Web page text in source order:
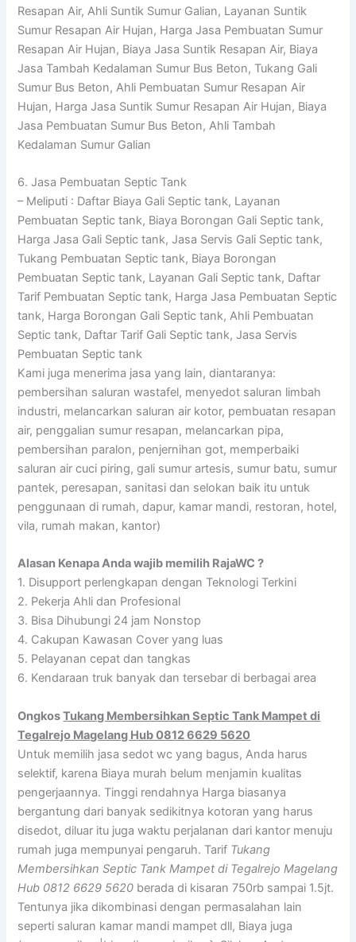
Resapan Air, Ahli Suntik Sumur Galian, Layanan Suntik
Sumur Resapan Air Hujan, Harga Jasa Pembuatan Sumur
Resapan Air Hujan, Biaya Jasa Suntik Resapan Air, Biaya
Jasa Tambah Kedalaman Sumur Bus Beton, Tukang Gali
Sumur Bus Beton, Ahli Pembuatan Sumur Resapan Air
Hujan, Harga Jasa Suntik Sumur Resapan Air Hujan, Biaya
Jasa Pembuatan Sumur Bus Beton, Ahli Tambah
Kedalaman Sumur Galian
6. Jasa Pembuatan Septic Tank
– Meliputi : Daftar Biaya Gali Septic tank, Layanan
Pembuatan Septic tank, Biaya Borongan Gali Septic tank,
Harga Jasa Gali Septic tank, Jasa Servis Gali Septic tank,
Tukang Pembuatan Septic tank, Biaya Borongan
Pembuatan Septic tank, Layanan Gali Septic tank, Daftar
Tarif Pembuatan Septic tank, Harga Jasa Pembuatan Septic
tank, Harga Borongan Gali Septic tank, Ahli Pembuatan
Septic tank, Daftar Tarif Gali Septic tank, Jasa Servis
Pembuatan Septic tank
Kami juga menerima jasa yang lain, diantaranya:
pembersihan saluran wastafel, menyedot saluran limbah
industri, melancarkan saluran air kotor, pembuatan resapan
air, penggalian sumur resapan, melancarkan pipa,
pembersihan paralon, penjernihan got, memperbaiki
saluran air cuci piring, gali sumur artesis, sumur batu, sumur
pantek, peresapan, sanitasi dan selokan baik itu untuk
penggunaan di rumah, dapur, kamar mandi, restoran, hotel,
vila, rumah makan, kantor)
Alasan Kenapa Anda wajib memilih RajaWC ?
1. Disupport perlengkapan dengan Teknologi Terkini
2. Pekerja Ahli dan Profesional
3. Bisa Dihubungi 24 jam Nonstop
4. Cakupan Kawasan Cover yang luas
5. Pelayanan cepat dan tangkas
6. Kendaraan truk banyak dan tersebar di berbagai area
OngkosTukang Membersihkan Septic Tank Mampet di
Tegalrejo Magelang Hub 0812 6629 5620
Untuk memilih jasa sedot wc yang bagus, Anda harus
selektif, karena Biaya murah belum menjamin kualitas
pengerjaannya. Tinggi rendahnya Harga biasanya
bergantung dari banyak sedikitnya kotoran yang harus
disedot, diluar itu juga waktu perjalanan dari kantor menuju
rumah juga mempunyai pengaruh. Tarif Tukang
Membersihkan Septic Tank Mampet di Tegalrejo Magelang
Hub 0812 6629 5620 berada di kisaran 750rb sampai 1.5jt.
Tentunya jika dikombinasi dengan permasalahan lain
seperti saluran kamar mandi mampet dll, Biaya juga